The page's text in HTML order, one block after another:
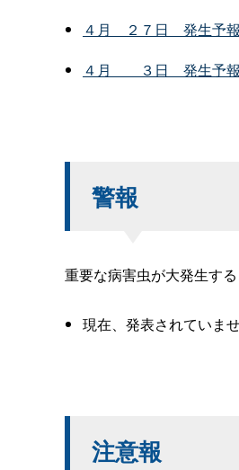
４ 月 ２７ 日 発生予
４ 月 ３ 日 発生予
警報
重要な病害虫が大発生す
現在、発表されていませ
注意報